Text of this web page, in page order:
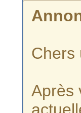
Chers
Après